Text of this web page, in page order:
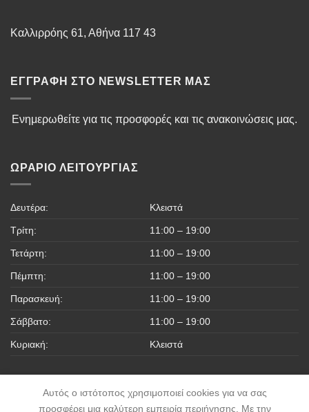
Καλλιρρόης 61, Αθήνα 117 43
ΕΓΓΡΑΦΉ ΣΤΟ NEWSLETTER ΜΑΣ
Ενημερωθείτε για τις προσφορές και τις ανακοινώσεις μας.
ΩΡΆΡΙΟ ΛΕΙΤΟΥΡΓΊΑΣ
Δευτέρα: Κλειστά
Τρίτη: 11:00 – 19:00
Τετάρτη: 11:00 – 19:00
Πέμπτη: 11:00 – 19:00
Παρασκευή: 11:00 – 19:00
Σάββατο: 11:00 – 19:00
Κυριακή: Κλειστά
Αυτός ο ιστότοπος χρησιμοποιεί cookies για να σας
προσφέρει μια καλύτερη εμπειρία περιήγησης. Με την